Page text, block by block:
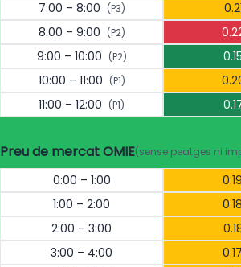
7:00 – 8:00 (P3)
8:00 – 9:00 (P2)
9:00 – 10:00 (P2)
10:00 – 11:00 (P1)
11:00 – 12:00 (P1)
Preu de mercat OMIE(sense peatges ni
0:00 – 1:00
1:00 – 2:00
2:00 – 3:00
3:00 – 4:00